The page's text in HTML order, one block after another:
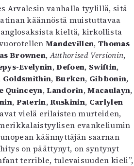
Arvalesin vanhalla tyylillä, sitä
käännöstä muistuttavaa
kieltä, kirkollista
Mandevillen,Thomas
Brownen,Authorised Versionin,
Evelynin,Defoen, Swiftin,
Goldsmithin,Burken, Gibbonin,
Quinceyn,Landorin,Macaulayn,
, Paterin,Ruskinin, Carlylen
vielä erilaisten murteiden,
evankeliumin
käännyttäjän saarnan
on päättynyt, on syntynyt
terrible, tulevaisuuden kieli”,